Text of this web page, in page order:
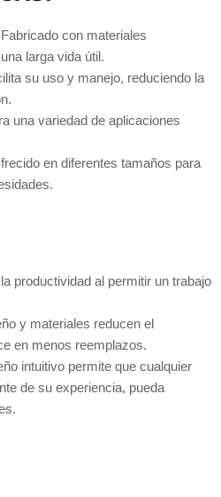
Fabricado con materiales
larga vida útil.
su uso y manejo, reduciendo la
una variedad de aplicaciones
en diferentes tamaños para
productividad al permitir un trabajo
y materiales reducen el
en menos reemplazos.
intuitivo permite que cualquier
de su experiencia, pueda